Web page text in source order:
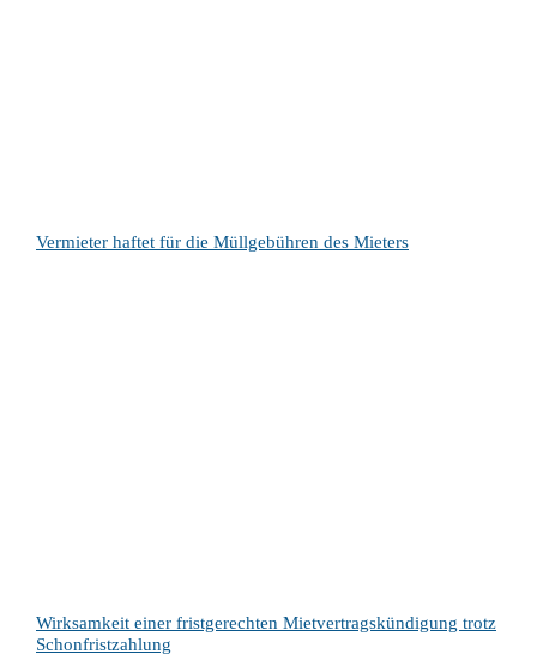
Vermieter haftet für die Müllgebühren des Mieters
Wirksamkeit einer fristgerechten Mietvertragskündigung trotz
Schonfristzahlung